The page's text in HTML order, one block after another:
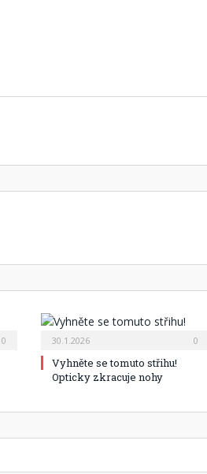
0 30.1.2026 0
Vyhněte se tomuto střihu!
Opticky zkracuje nohy